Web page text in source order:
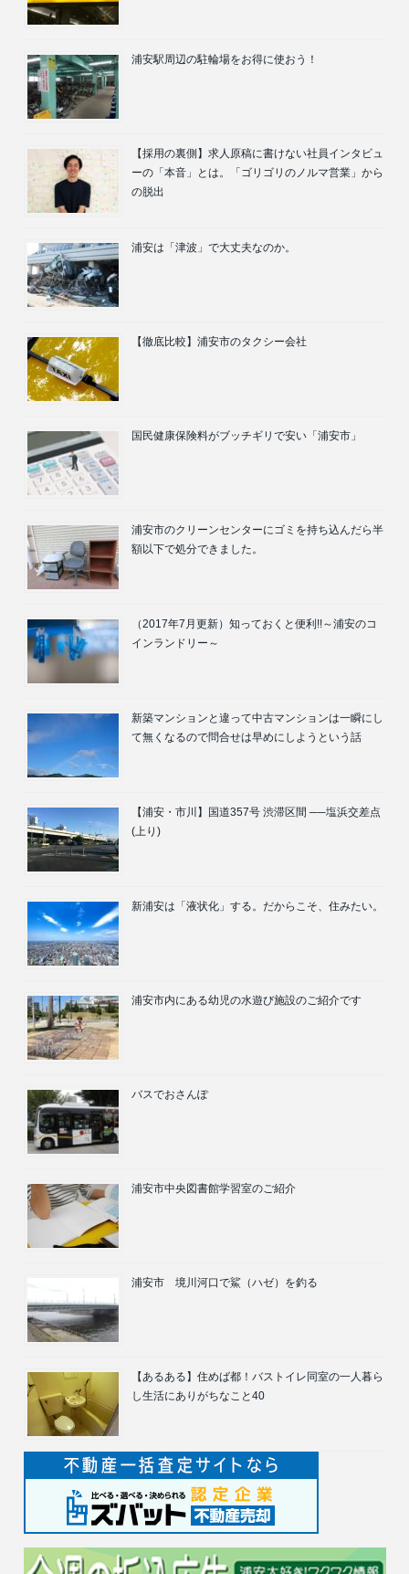
浦安駅周辺の駐輪場をお得に使おう！
【採用の裏側】求人原稿に書けない社員インタビュ
ーの「本音」とは。「ゴリゴリのノルマ営業」から
の脱出
浦安は「津波」で大丈夫なのか。
【徹底比較】浦安市のタクシー会社
国民健康保険料がブッチギリで安い「浦安市」
浦安市のクリーンセンターにゴミを持ち込んだら半
額以下で処分できました。
（2017年7月更新）知っておくと便利!!～浦安のコ
インランドリー～
新築マンションと違って中古マンションは一瞬にし
て無くなるので問合せは早めにしようという話
【浦安・市川】国道357号 渋滞区間 ──塩浜交差点
(上り)
新浦安は「液状化」する。だからこそ、住みたい。
浦安市内にある幼児の水遊び施設のご紹介です
バスでおさんぽ
浦安市中央図書館学習室のご紹介
浦安市 境川河口で鯊（ハゼ）を釣る
【あるある】住めば都！バストイレ同室の一人暮ら
し生活にありがちなこと40